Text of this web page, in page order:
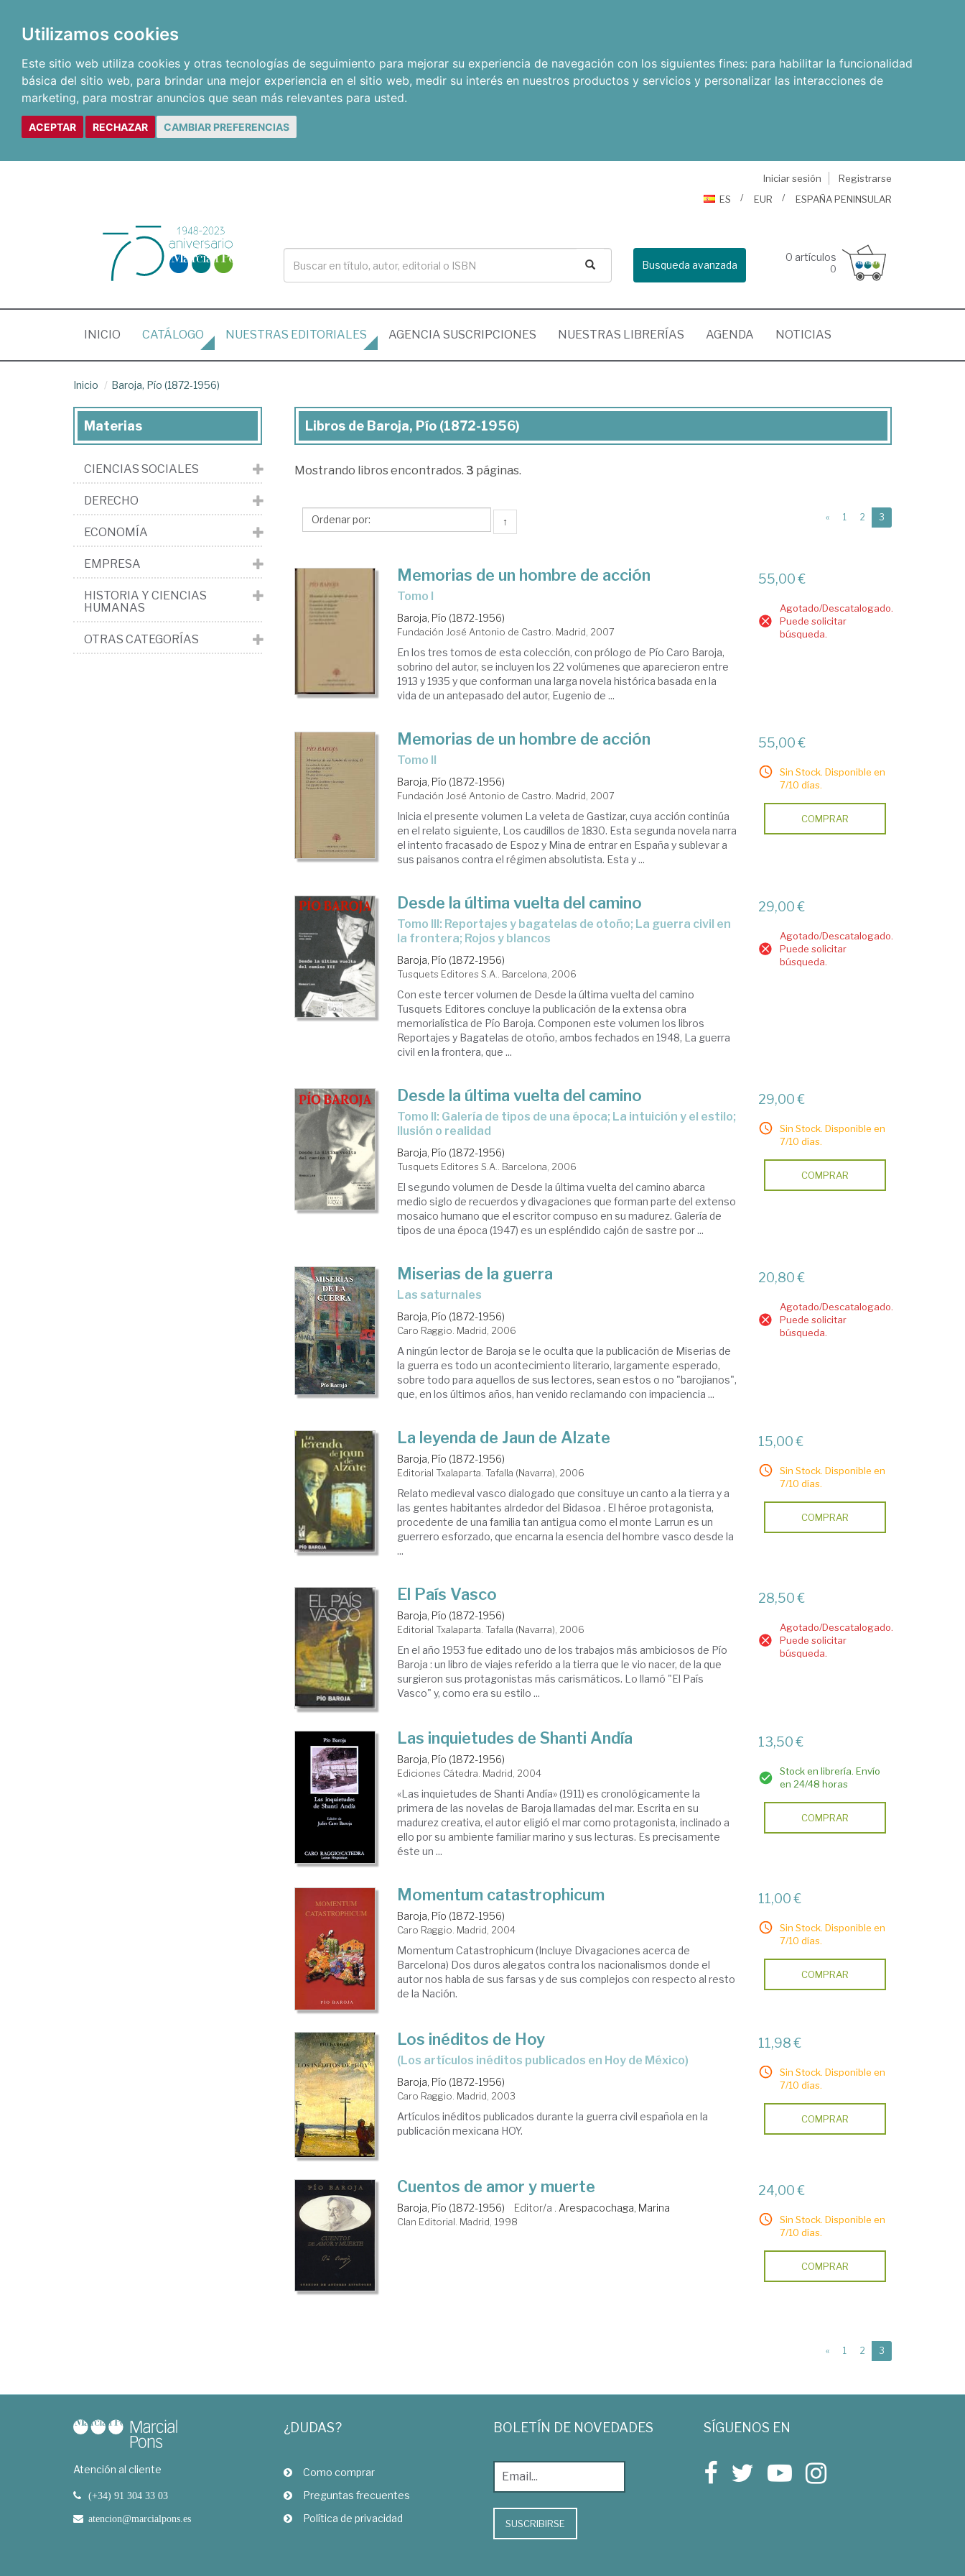
Utilizamos cookies
Este sitio web utiliza cookies y otras tecnologías de seguimiento para mejorar su experiencia de navegación con los siguientes fines: para habilitar la funcionalidad
básica del sitio web, para brindar una mejor experiencia en el sitio web, medir su interés en nuestros productos y servicios y personalizar las interacciones de
marketing, para mostrar anuncios que sean más relevantes para usted.
ACEPTAR RECHAZAR CAMBIAR PREFERENCIAS
Iniciar sesión
Registrarse
ES
EUR ESPAÑA PENINSULAR
Busqueda avanzada
0 artículos
0
INICIO (CURRENT)
CATÁLOGO NUESTRAS EDITORIALES AGENCIA SUSCRIPCIONES NUESTRAS LIBRERÍAS AGENDA NOTICIAS
Inicio Baroja, Pío (1872-1956)
Libros
Baroja,
(1872-
Libros de Baroja, Pío (1872-1956)
Mostrando libros encontrados. 3 páginas.
↑ « 1 2 3
Memorias de un hombre de acción
Tomo I
Baroja, Pío (1872-1956)
Fundación José Antonio de Castro. Madrid, 2007
En los tres tomos de esta colección, con prólogo de Pío Caro Baroja,
sobrino del autor, se incluyen los 22 volúmenes que aparecieron entre
1913 y 1935 y que conforman una larga novela histórica basada en la
vida de un antepasado del autor, Eugenio de ...
55,00 €
Agotado/Descatalogado.
Puede solicitar
búsqueda.
Memorias de un hombre de acción
Tomo II
Baroja, Pío (1872-1956)
Fundación José Antonio de Castro. Madrid, 2007
Inicia el presente volumen La veleta de Gastizar, cuya acción continúa
en el relato siguiente, Los caudillos de 1830. Esta segunda novela narra
el intento fracasado de Espoz y Mina de entrar en España y sublevar a
sus paisanos contra el régimen absolutista. Esta y ...
55,00 €
Sin Stock. Disponible en
7/10 días.
COMPRAR
Desde la última vuelta del camino
Tomo III: Reportajes y bagatelas de otoño; La guerra civil en
la frontera; Rojos y blancos
Baroja, Pío (1872-1956)
Tusquets Editores S.A.. Barcelona, 2006
Con este tercer volumen de Desde la última vuelta del camino
Tusquets Editores concluye la publicación de la extensa obra
memorialística de Pío Baroja. Componen este volumen los libros
Reportajes y Bagatelas de otoño, ambos fechados en 1948, La guerra
civil en la frontera, que ...
29,00 €
Agotado/Descatalogado.
Puede solicitar
búsqueda.
Desde la última vuelta del camino
Tomo II: Galería de tipos de una época; La intuición y el estilo;
Ilusión o realidad
Baroja, Pío (1872-1956)
Tusquets Editores S.A.. Barcelona, 2006
El segundo volumen de Desde la última vuelta del camino abarca
medio siglo de recuerdos y divagaciones que forman parte del extenso
mosaico humano que el escritor compuso en su madurez. Galería de
tipos de una época (1947) es un espléndido cajón de sastre por ...
29,00 €
Sin Stock. Disponible en
7/10 días.
COMPRAR
Miserias de la guerra
las saturnales
Baroja, Pío (1872-1956)
Caro Raggio. Madrid, 2006
A ningún lector de Baroja se le oculta que la publicación de Miserias de
la guerra es todo un acontecimiento literario, largamente esperado,
sobre todo para aquellos de sus lectores, sean estos o no "barojianos",
que, en los últimos años, han venido reclamando con impaciencia ...
20,80 €
Agotado/Descatalogado.
Puede solicitar
búsqueda.
La leyenda de Jaun de Alzate
Baroja, Pío (1872-1956)
Editorial Txalaparta. Tafalla (Navarra), 2006
Relato medieval vasco dialogado que consituye un canto a la tierra y a
las gentes habitantes alrdedor del Bidasoa . El héroe protagonista,
procedente de una familia tan antigua como el monte Larrun es un
guerrero esforzado, que encarna la esencia del hombre vasco desde la
...
15,00 €
Sin Stock. Disponible en
7/10 días.
COMPRAR
El País Vasco
Baroja, Pío (1872-1956)
Editorial Txalaparta. Tafalla (Navarra), 2006
En el año 1953 fue editado uno de los trabajos más ambiciosos de Pío
Baroja : un libro de viajes referido a la tierra que le vio nacer, de la que
surgieron sus protagonistas más carismáticos. Lo llamó "El País
Vasco" y, como era su estilo ...
28,50 €
Agotado/Descatalogado.
Puede solicitar
búsqueda.
Las inquietudes de Shanti Andía
Baroja, Pío (1872-1956)
Ediciones Cátedra. Madrid, 2004
«Las inquietudes de Shanti Andía» (1911) es cronológicamente la
primera de las novelas de Baroja llamadas del mar. Escrita en su
madurez creativa, el autor eligió el mar como protagonista, inclinado a
ello por su ambiente familiar marino y sus lecturas. Es precisamente
éste un ...
13,50 €
Stock en librería. Envío
en 24/48 horas
COMPRAR
Momentum catastrophicum
Baroja, Pío (1872-1956)
Caro Raggio. Madrid, 2004
Momentum Catastrophicum (Incluye Divagaciones acerca de
Barcelona) Dos duros alegatos contra los nacionalismos donde el
autor nos habla de sus farsas y de sus complejos con respecto al resto
de la Nación.
11,00 €
Sin Stock. Disponible en
7/10 días.
COMPRAR
Los inéditos de Hoy
(los artículos inéditos publicados en Hoy de México)
Baroja, Pío (1872-1956)
Caro Raggio. Madrid, 2003
Artículos inéditos publicados durante la guerra civil española en la
publicación mexicana HOY.
11,98 €
Sin Stock. Disponible en
7/10 días.
COMPRAR
Cuentos de amor y muerte
Baroja, Pío (1872-1956) Editor/a . Arespacochaga, Marina
Clan Editorial. Madrid, 1998
24,00 €
Sin Stock. Disponible en
7/10 días.
COMPRAR
« 1 2 3
Materias
CIENCIAS SOCIALES
DERECHO
ECONOMÍA
EMPRESA
HISTORIA Y CIENCIAS
HUMANAS
OTRAS CATEGORÍAS
Atención al cliente
(+34) 91 304 33 03
atencion@marcialpons.es
¿DUDAS?
Como comprar
Preguntas frecuentes
Política de privacidad
BOLETÍN DE NOVEDADES
SUSCRIBIRSE
SÍGUENOS EN